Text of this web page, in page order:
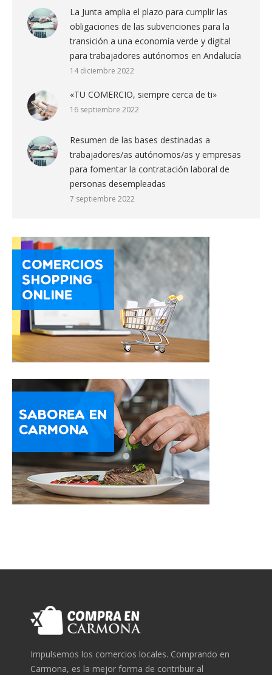
La Junta amplia el plazo para cumplir las
obligaciones de las subvenciones para la
transición a una economía verde y digital
para trabajadores autónomos en Andalucía
14 diciembre 2022
«TU COMERCIO, siempre cerca de ti»
16 septiembre 2022
Resumen de las bases destinadas a
trabajadores/as autónomos/as y empresas
para fomentar la contratación laboral de
personas desempleadas
7 septiembre 2022
Impulsemos los comercios locales. Comprando en
Carmona, es la mejor forma de contribuir al